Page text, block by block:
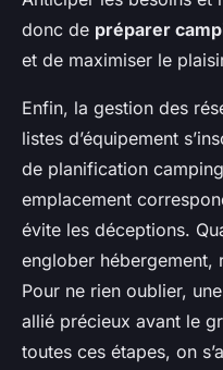
donc de préparer
et de maximiser le
Enfin, la gestion des
listes d’équipement
de planification
emplacement
évite les déceptions.
englober hébergement,
Pour ne rien oublier,
allié précieux avant le
toutes ces étapes, on